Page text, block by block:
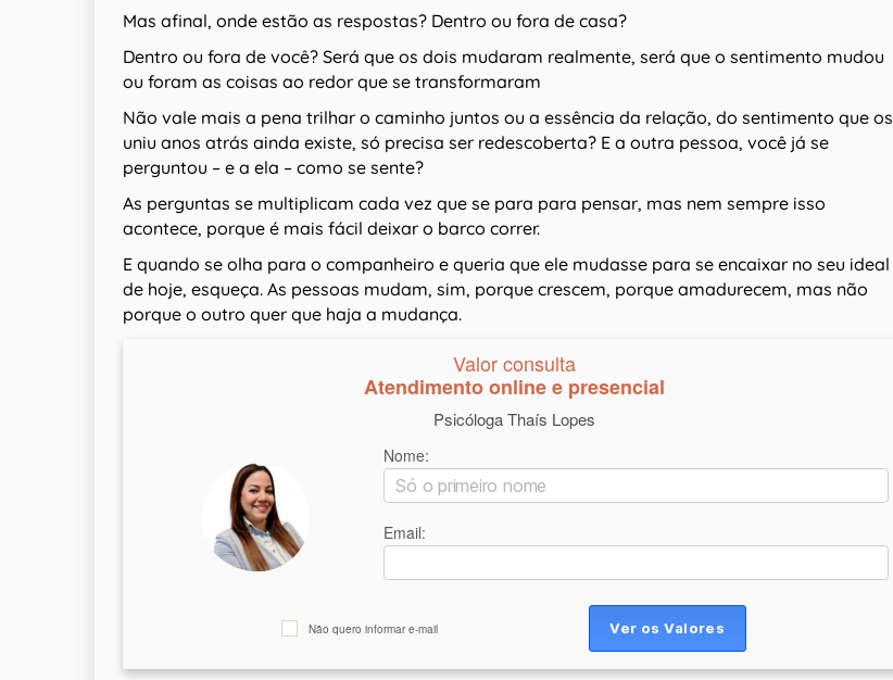
Mas afinal, onde estão as respostas? Dentro ou fora de casa?
Dentro ou fora de você? Será que os dois mudaram realmente, será que o sentimento mudou
ou foram as coisas ao redor que se transformaram
Não vale mais a pena trilhar o caminho juntos ou a essência da relação, do sentimento que os
uniu anos atrás ainda existe, só precisa ser redescoberta? E a outra pessoa, você já se
perguntou – e a ela – como se sente?
As perguntas se multiplicam cada vez que se para para pensar, mas nem sempre isso
acontece, porque é mais fácil deixar o barco correr.
E quando se olha para o companheiro e queria que ele mudasse para se encaixar no seu ideal
de hoje, esqueça. As pessoas mudam, sim, porque crescem, porque amadurecem, mas não
porque o outro quer que haja a mudança.
Valor consulta
Atendimento online e presencial
Psicóloga Thaís Lopes
Nome:
Email:
Não quero informar e-mail